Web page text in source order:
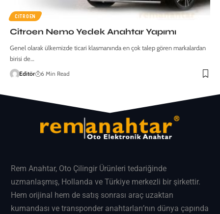
CITROEN
Citroen Nemo Yedek Anahtar Yapımı
Genel olarak ülkemizde ticari klasmanında en çok talep gören markalardan
birisi de…
Editör 6 Min Read
Rem Anahtar, Oto Çilingir Ürünleri tedariğinde
uzmanlaşmış, Hollanda ve Türkiye merkezli bir şirkettir.
Hem orijinal hem de satış sonrası araç uzaktan
kumandası ve transponder anahtarları’nın dünya çapında